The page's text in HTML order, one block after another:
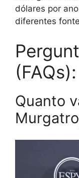
dólares por
diferentes
(FAQs):
Quanto